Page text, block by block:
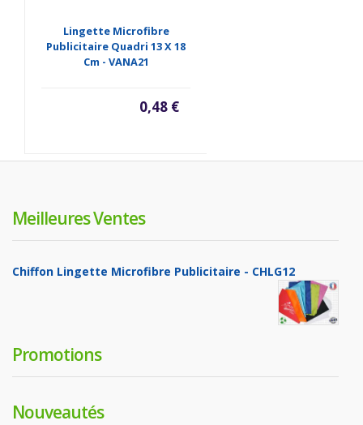
Lingette Microfibre
Publicitaire Quadri 13 X 18
Cm - VANA21
0,48 €
Meilleures Ventes
Chiffon Lingette Microfibre Publicitaire - CHLG12
Promotions
Nouveautés